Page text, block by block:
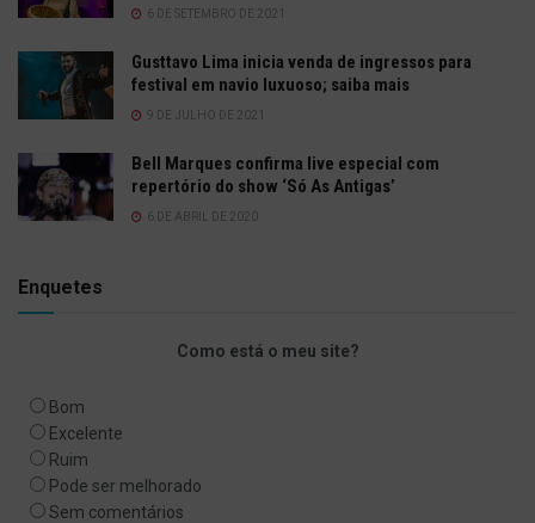
6 DE SETEMBRO DE 2021
Gusttavo Lima inicia venda de ingressos para
festival em navio luxuoso; saiba mais
9 DE JULHO DE 2021
Bell Marques confirma live especial com
repertório do show ‘Só As Antigas’
6 DE ABRIL DE 2020
Enquetes
Como está o meu site?
Bom
Excelente
Ruim
Pode ser melhorado
Sem comentários